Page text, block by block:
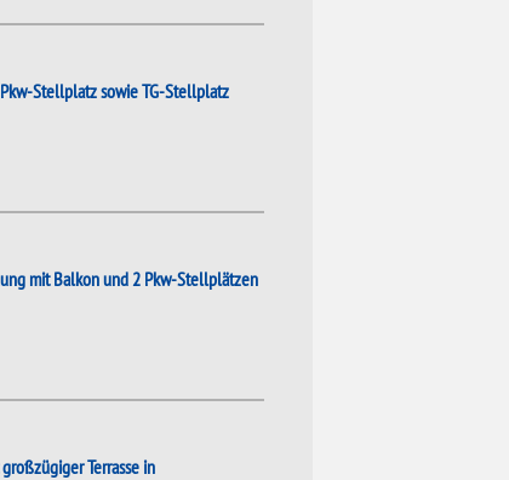
Stellplatz sowie TG-Stellplatz
mit Balkon und 2 Pkw-Stellplätzen
Terrasse in